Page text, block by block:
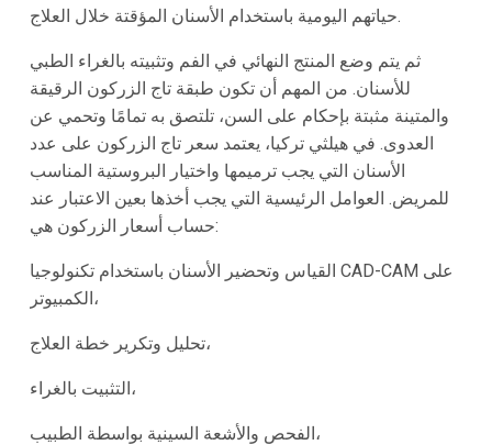
حياتهم اليومية باستخدام الأسنان المؤقتة خلال العلاج.
ثم يتم وضع المنتج النهائي في الفم وتثبيته بالغراء الطبي
للأسنان. من المهم أن تكون طبقة تاج الزركون الرقيقة
والمتينة مثبتة بإحكام على السن، تلتصق به تمامًا وتحمي عن
العدوى. في هيلثي تركيا، يعتمد سعر تاج الزركون على عدد
الأسنان التي يجب ترميمها واختيار البروستية المناسب
للمريض. العوامل الرئيسية التي يجب أخذها بعين الاعتبار عند
حساب أسعار الزركون هي:
القياس وتحضير الأسنان باستخدام تكنولوجيا CAD-CAM على
الكمبيوتر،
تحليل وتكرير خطة العلاج،
التثبيت بالغراء،
الفحص والأشعة السينية بواسطة الطبيب،